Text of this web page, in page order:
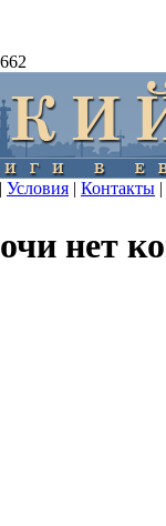
| Условия | Контакты |
нет